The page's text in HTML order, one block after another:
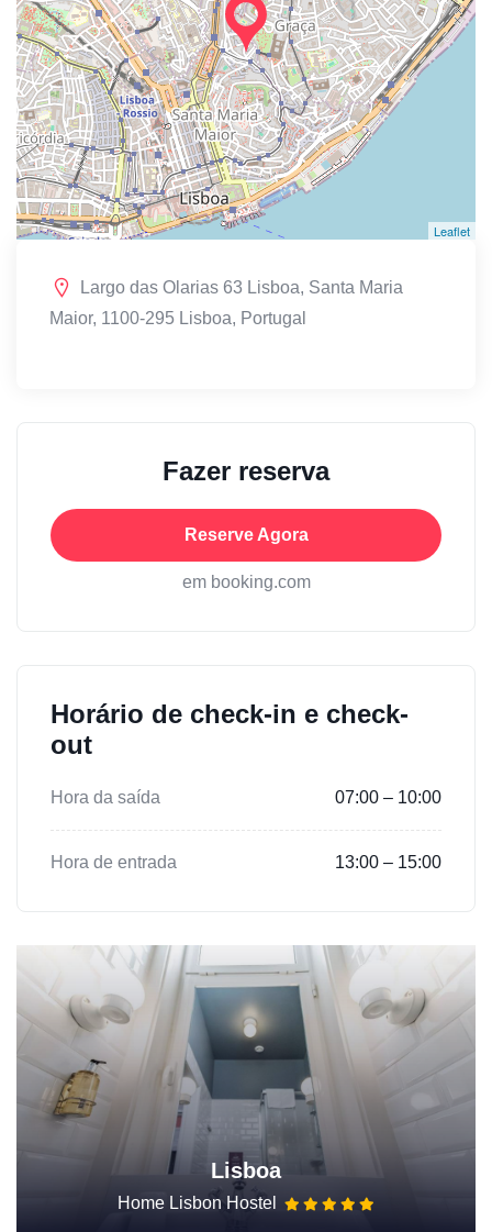
Leaflet
Largo das Olarias 63 Lisboa, Santa Maria
Maior, 1100-295 Lisboa, Portugal
Fazer reserva
Reserve Agora
em booking.com
Horário de check-in e check-
out
Hora da saída 07:00 – 10:00
Hora de entrada 13:00 – 15:00
Lisboa
Home Lisbon Hostel